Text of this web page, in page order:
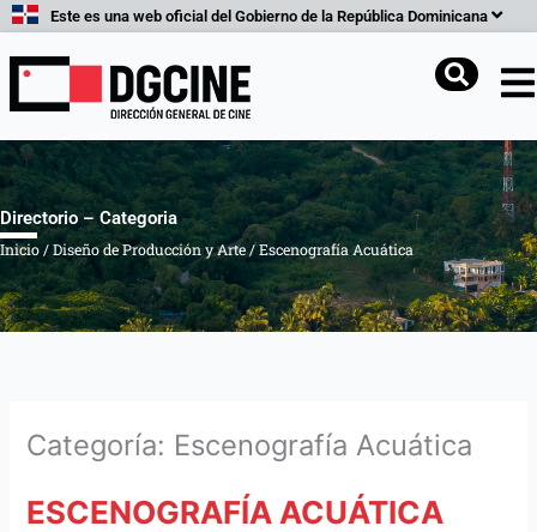
contenido
Este es una web oficial del Gobierno de la República Dominicana
Buscar
Directorio – Categoria
Inicio/Diseño de Producción y Arte/Escenografía Acuática
Categoría: Escenografía Acuática
ESCENOGRAFÍA ACUÁTICA